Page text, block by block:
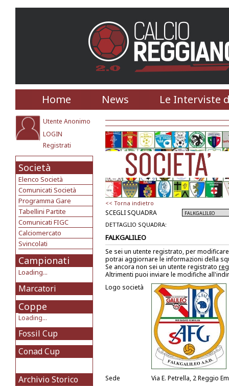
Home News Le Interviste
Utente Anonimo
LOGIN
Registrati
Società
Elenco Società
Comunicati Società
Programma Gare
Tabellini Partite
Comunicati FIGC
Calciomercato
Svincolati
Campionati
Loading...
Marcatori
Coppe
Loading...
Fossil Cup
Conad Cup
Archivio Storico
<< Torna indietro
SCEGLI SQUADRA
DETTAGLIO SQUADRA:
FALKGALILEO
Se sei un utente registrato, per
potrai aggiornare le informazioni della
Se ancora non sei un utente registrato
Altrimenti puoi inviare le modifiche
Logo società
Sede
Via E. Petrella, 2 Reggio